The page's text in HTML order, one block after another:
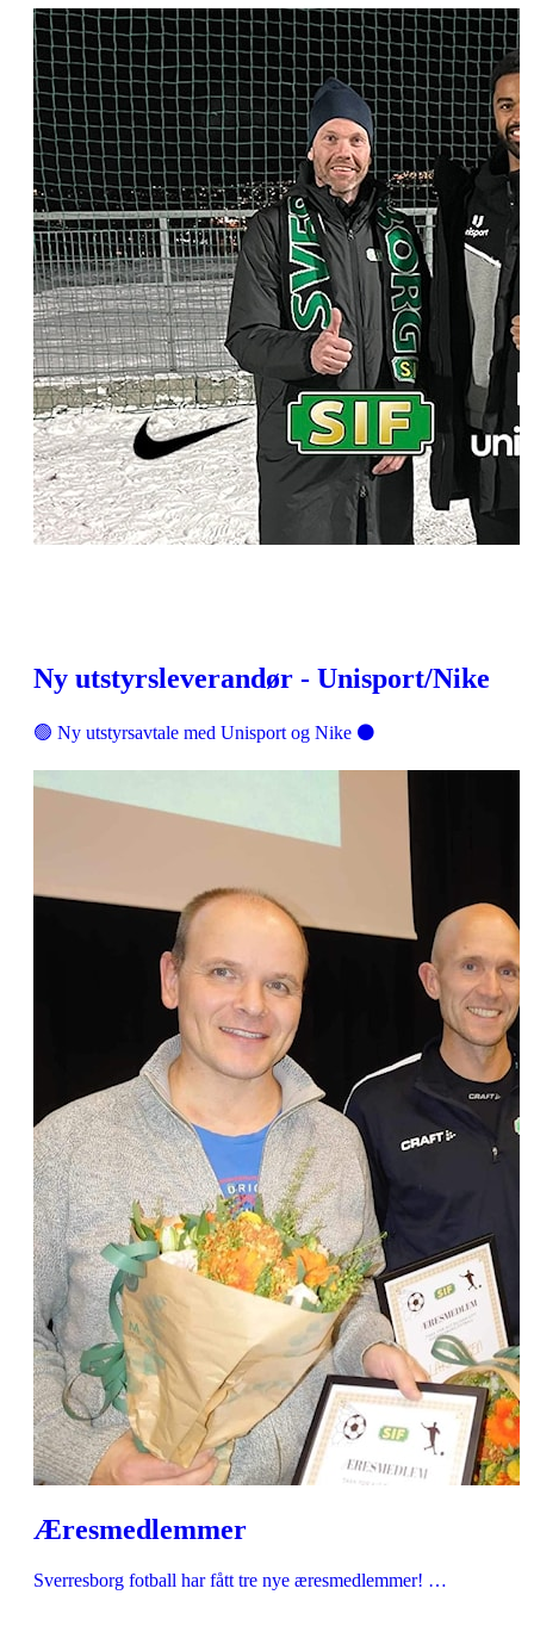
Ny utstyrsleverandør - Unisport/Nike
🟢 Ny utstyrsavtale med Unisport og Nike ⚫️
Æresmedlemmer
Sverresborg fotball har fått tre nye æresmedlemmer! …